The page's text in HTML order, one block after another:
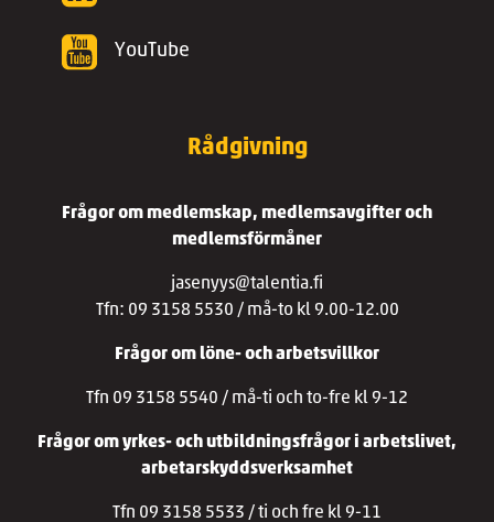
YouTube
Rådgivning
Frågor om medlemskap, medlemsavgifter och
medlemsförmåner
jasenyys@talentia.fi
Tfn: 09 3158 5530 / må-to kl 9.00-12.00
Frågor om löne- och arbetsvillkor
Tfn 09 3158 5540 / må-ti och to-fre kl 9-12
Frågor om yrkes- och utbildningsfrågor i arbetslivet,
arbetarskyddsverksamhet
Tfn 09 3158 5533 / ti och fre kl 9-11